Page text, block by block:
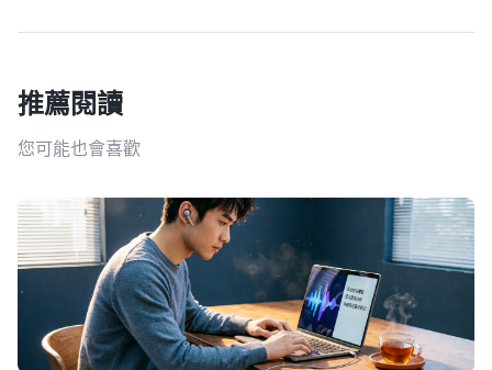
推薦閱讀
您可能也會喜歡